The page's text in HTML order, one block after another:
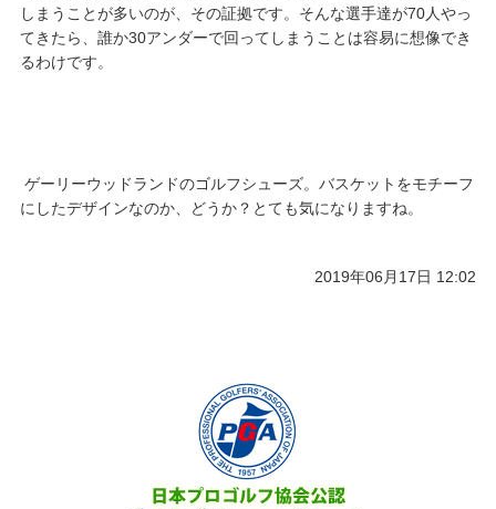
しまうことが多いのが、その証拠です。そんな選手達が70人やっ
てきたら、誰か30アンダーで回ってしまうことは容易に想像でき
るわけです。
ゲーリーウッドランドのゴルフシューズ。バスケットをモチーフ
にしたデザインなのか、どうか？とても気になりますね。
2019年06月17日 12:02